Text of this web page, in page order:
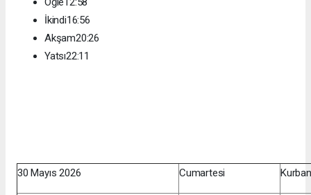
İkindi16:56
Akşam20:26
Yatsı22:11
30 Mayıs 2026 Cumartesi